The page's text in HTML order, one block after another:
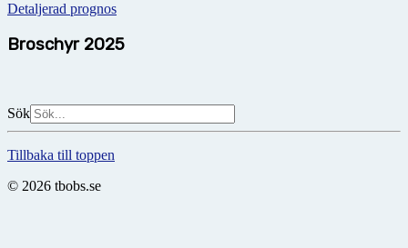
Detaljerad prognos
Broschyr 2025
Sök
Tillbaka till toppen
© 2026 tbobs.se